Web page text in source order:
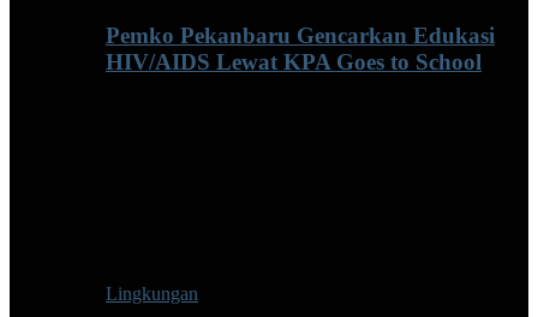
Pemko Pekanbaru Gencarkan Edukasi
HIV/AIDS Lewat KPA Goes to School
Lingkungan